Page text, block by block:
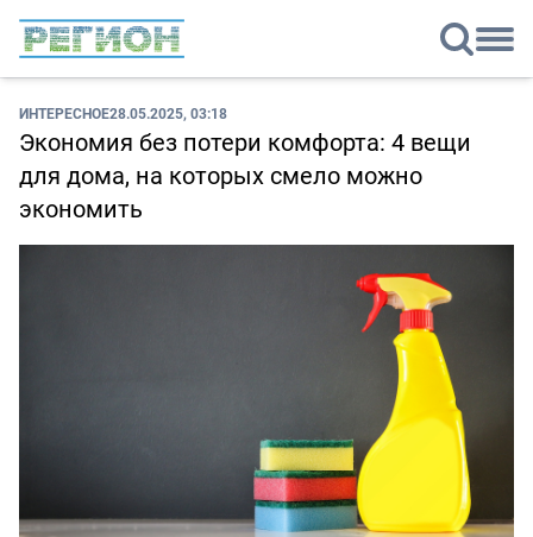
ИНТЕРЕСНОЕ28.05.2025, 03:18
Экономия без потери комфорта: 4 вещи
для дома, на которых смело можно
экономить